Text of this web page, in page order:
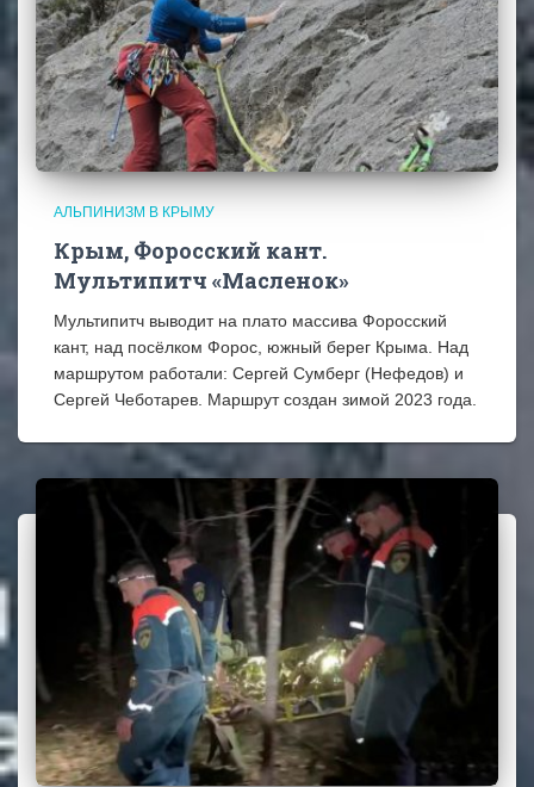
АЛЬПИНИЗМ В КРЫМУ
Крым, Форосский кант.
Мультипитч «Масленок»
Мультипитч выводит на плато массива Форосский
кант, над посёлком Форос, южный берег Крыма. Над
маршрутом работали: Сергей Сумберг (Нефедов) и
Сергей Чеботарев. Маршрут создан зимой 2023 года.